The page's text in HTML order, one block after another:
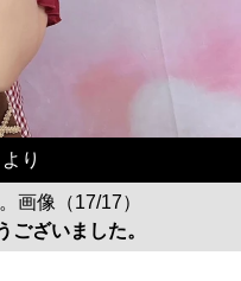
り
画像（17/17）
ございました。